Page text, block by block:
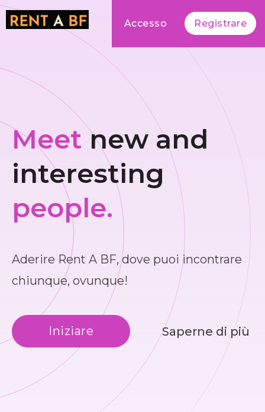
Accesso Registrare
Meet new and
interesting
people.
Aderire Rent A BF, dove puoi incontrare
chiunque, ovunque!
Iniziare Saperne di più